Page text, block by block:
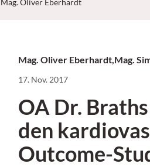
Mag. Oliver Eberhardt
Mag. Oliver Eberhardt,Mag.
17. Nov. 2017
OA Dr.
den
Outcome-